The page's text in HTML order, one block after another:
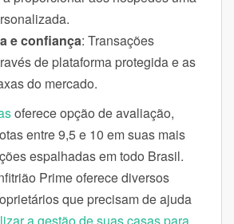
e confiança: Transações
de plataforma protegida e as
do mercado.
oferece opção de avaliação,
entre 9,5 e 10 em suas mais
espalhadas em todo Brasil.
Prime oferece diversos
que precisam de ajuda
a gestão de suas casas para